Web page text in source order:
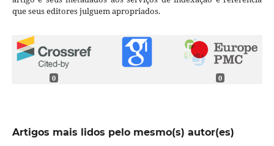
que seus editores julguem apropriados.
0 0
Artigos mais lidos pelo mesmo(s) autor(es)